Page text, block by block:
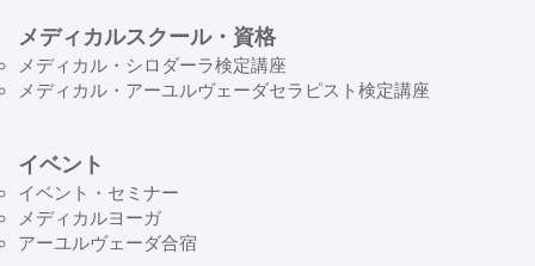
メディカルスクール・資格
メディカル・シロダーラ検定講座
メディカル・アーユルヴェーダセラピスト検定講座
イベント
イベント・セミナー
メディカルヨーガ
アーユルヴェーダ合宿